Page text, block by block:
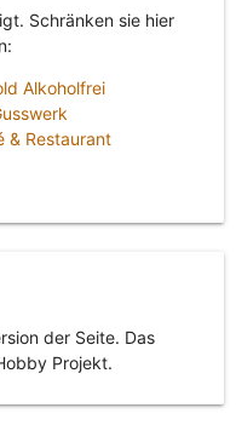
Schränken sie hier
Alkoholfrei
& Restaurant
der Seite. Das
Projekt.